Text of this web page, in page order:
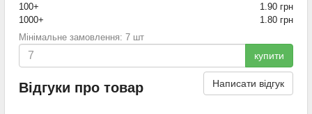
100+
1.90 грн
1000+
1.80 грн
Мінімальне замовлення: 7 шт
купити
Відгуки про товар Написати відгук